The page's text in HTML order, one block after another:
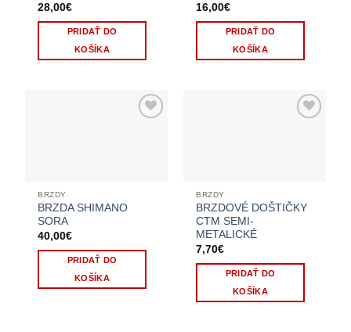
28,00€
PRIDAŤ DO
KOŠÍKA
16,00€
PRIDAŤ DO
KOŠÍKA
BRZDY
BRZDA SHIMANO
SORA
40,00€
PRIDAŤ DO
KOŠÍKA
BRZDY
BRZDOVÉ DOŠTIČKY
CTM SEMI-
METALICKÉ
7,70€
PRIDAŤ DO
KOŠÍKA